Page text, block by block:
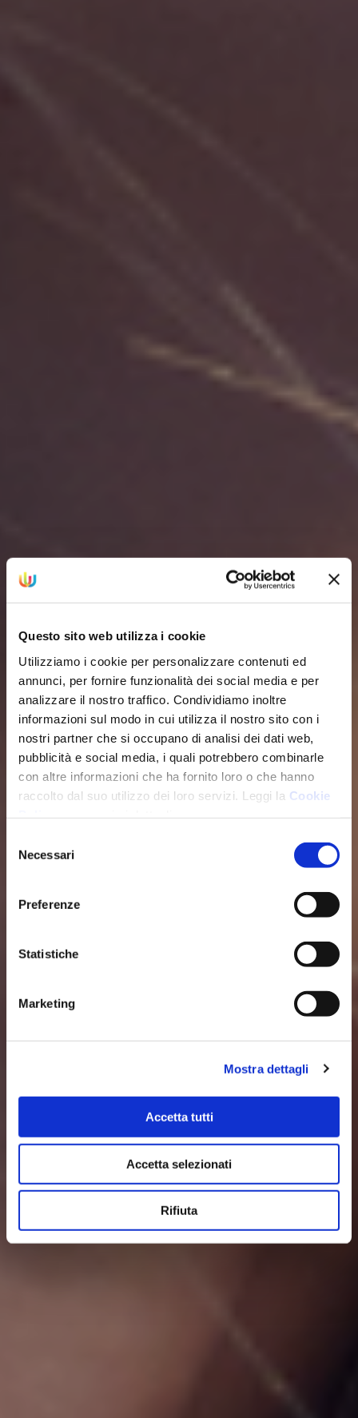
Questo sito web utilizza i cookie
Utilizziamo i cookie per personalizzare contenuti ed
annunci, per fornire funzionalità dei social media e per
analizzare il nostro traffico. Condividiamo inoltre
informazioni sul modo in cui utilizza il nostro sito con i
nostri partner che si occupano di analisi dei dati web,
pubblicità e social media, i quali potrebbero combinarle
con altre informazioni che ha fornito loro o che hanno
raccolto dal suo utilizzo dei loro servizi. Leggi la Cookie
delNecessari
Preferenze
Statistiche
Marketing
Mostra dettagli
Accetta tutti
Accetta selezionati
Rifiuta